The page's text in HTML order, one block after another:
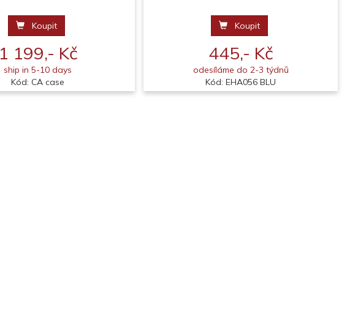
Koupit
1 199,- Kč
ship in 5-10 days
Kód: CA case
Koupit
445,- Kč
odesíláme do 2-3 týdnů
Kód: EHA056 BLU